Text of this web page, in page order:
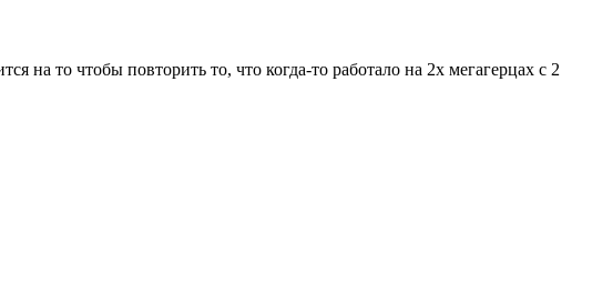
на то чтобы повторить то, что когда-то работало на 2х мегагерцах с 2